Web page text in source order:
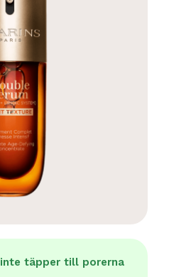
täpper till porerna